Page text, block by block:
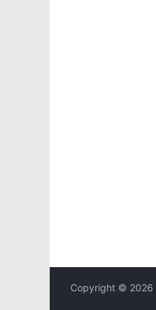
Copyright © 2026